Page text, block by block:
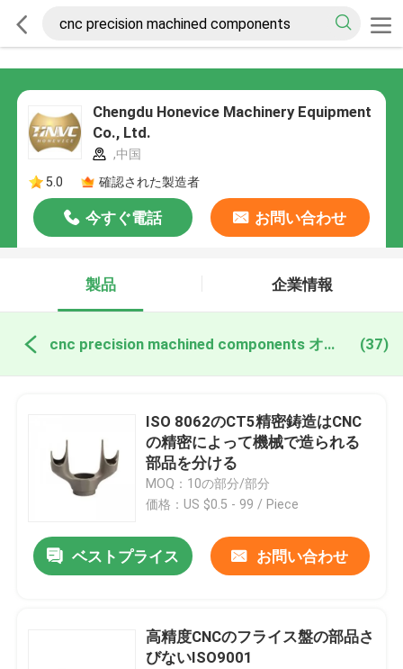
Chengdu Honevice Machinery Equipment
Co., Ltd.
,中国
5.0
確認された製造者
今すぐ電話 お問い合わせ
製品 企業情報
cnc precision machined components オンライン製造 (37)
ISO 8062のCT5精密鋳造はCNC
の精密によって機械で造られる
部品を分ける
MOQ：10の部分/部分
価格：US $0.5 - 99 / Piece
ベストプライス お問い合わせ
高精度CNCのフライス盤の部品さ
びないISO9001